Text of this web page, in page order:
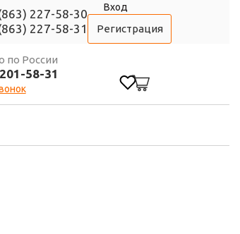
227-58-30
227-58-31
Вход
Регистрация
по России
58-31